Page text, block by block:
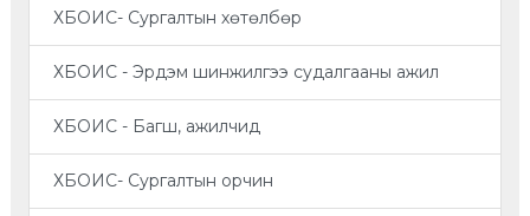
ХБОИС- Сургалтын хөтөлбөр
ХБОИС - Эрдэм шинжилгээ судалгааны ажил
ХБОИС - Багш, ажилчид
ХБОИС- Сургалтын орчин